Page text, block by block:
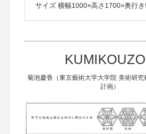
サイズ 横幅1000×高さ1700×奥行き
菊池慶香（東京藝術大学大学院 美術研
計画）